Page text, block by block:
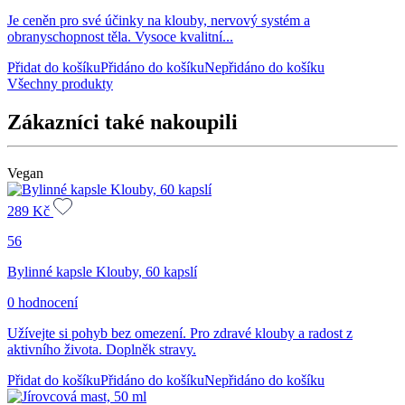
Je ceněn pro své účinky na klouby, nervový systém a
obranyschopnost těla. Vysoce kvalitní...
Přidat do košíkuPřidáno do košíkuNepřidáno do košíku
Všechny produkty
Zákazníci také nakoupili
Vegan
289 Kč
56
Bylinné kapsle Klouby, 60 kapslí
0 hodnocení
Užívejte si pohyb bez omezení. Pro zdravé klouby a radost z
aktivního života. Doplněk stravy.
Přidat do košíkuPřidáno do košíkuNepřidáno do košíku